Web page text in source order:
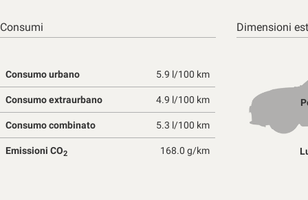
Consumi
Consumo urbano 5.9 l/100 km
Consumo extraurbano 4.9 l/100 km
Consumo combinato 5.3 l/100 km
Emissioni CO2 168.0 g/km
Dimensioni
Cookie delle preferenze
Cookie per il miglioramento dell'esperienza utente
Cookie analitici